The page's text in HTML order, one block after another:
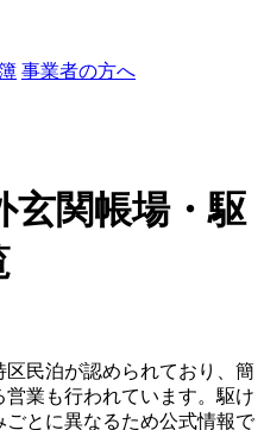
事業者の方へ
玄関帳場・駆
民泊が認められており、簡
業も行われています。駆け
とに異なるため公式情報で